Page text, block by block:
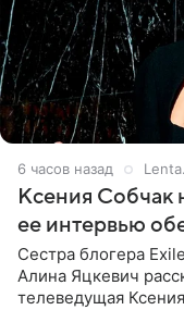
6 часов назад
Ксения Собчак
ее интервью
Сестра блогера
Алина Яцкевич
телеведущая